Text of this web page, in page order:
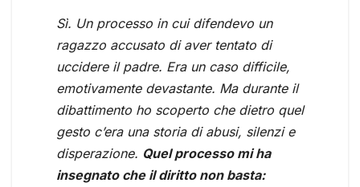
Sì. Un processo in cui difendevo un
ragazzo accusato di aver tentato di
uccidere il padre. Era un caso difficile,
emotivamente devastante. Ma durante il
dibattimento ho scoperto che dietro quel
gesto c’era una storia di abusi, silenzi e
disperazione. Quel processo mi ha
insegnato che il diritto non basta: